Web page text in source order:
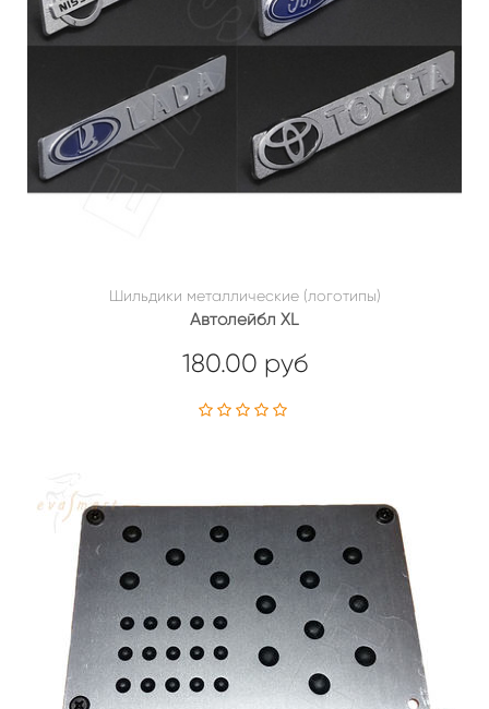
Шильдики металлические (логотипы)
Автолейбл XL
180.00 руб